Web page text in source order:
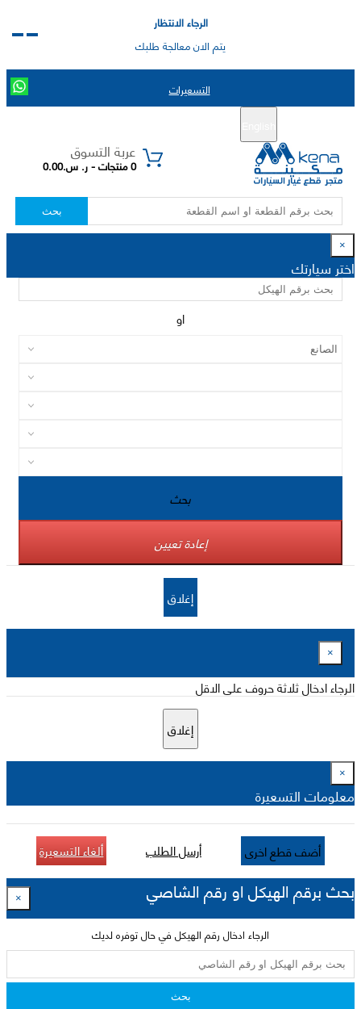
الرجاء الانتظار
يتم الان معالجة طلبك
التسعيرات
عربة التسوق
0 منتجات - ر. س.0.00
بحث
×
اختر سيارتك
او
بحث
إعادة تعيين
إغلاق
×
الرجاء ادخال ثلاثة حروف على الاقل
إغلاق
×
معلومات التسعيرة
أضف قطع اخرى أرسل الطلب ألغاء التسعيرة
بحث برقم الهيكل او رقم الشاصي ×
الرجاء ادخال رقم الهيكل في حال توفره لديك
بحث